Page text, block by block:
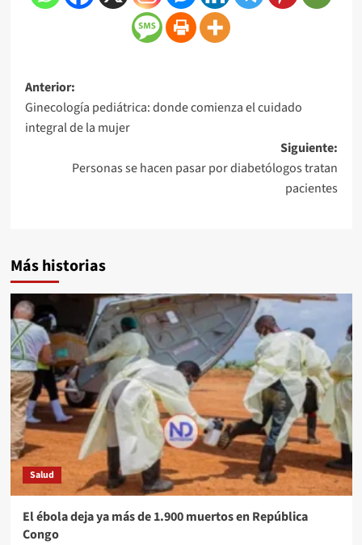
Anterior:
Ginecología pediátrica: donde comienza el cuidado
integral de la mujer
Siguiente:
Personas se hacen pasar por diabetólogos tratan
pacientes
Más historias
Salud
El ébola deja ya más de 1.900 muertos en República
Congo